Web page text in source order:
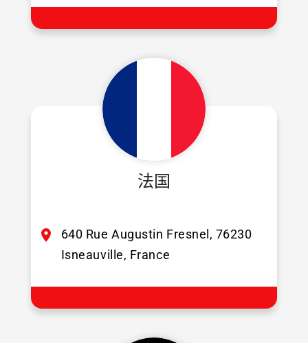
法国
640 Rue Augustin Fresnel, 76230
Isneauville, France